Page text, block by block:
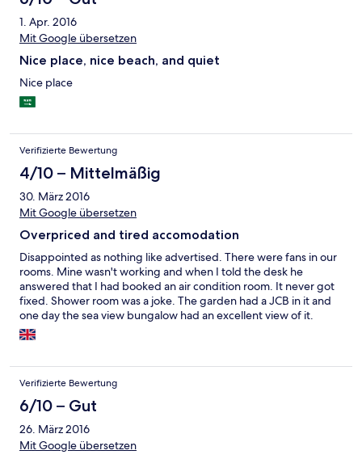
once. Not such a problem but the bin needed emptying.
Otherwise, really enjoyed the stayed there.
1. Apr. 2016
Mit Google übersetzen
Nice place, nice beach, and quiet
Nice place
Verifizierte Bewertung
4/10 – Mittelmäßig
30. März 2016
Mit Google übersetzen
Overpriced and tired accomodation
Disappointed as nothing like advertised. There were fans in our
rooms. Mine wasn't working and when I told the desk he
answered that I had booked an air condition room. It never got
fixed. Shower room was a joke. The garden had a JCB in it and
one day the sea view bungalow had an excellent view of it.
Verifizierte Bewertung
6/10 – Gut
26. März 2016
Mit Google übersetzen